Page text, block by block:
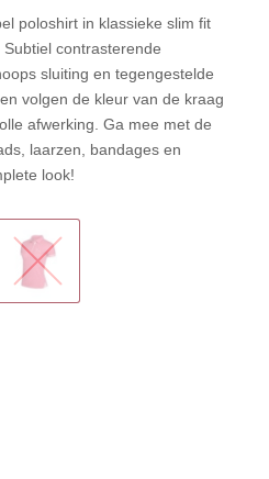
poloshirt in klassieke slim fit
contrasterende
sluiting en tegengestelde
volgen de kleur van de kraag
afwerking. Ga mee met de
laarzen, bandages en
look!